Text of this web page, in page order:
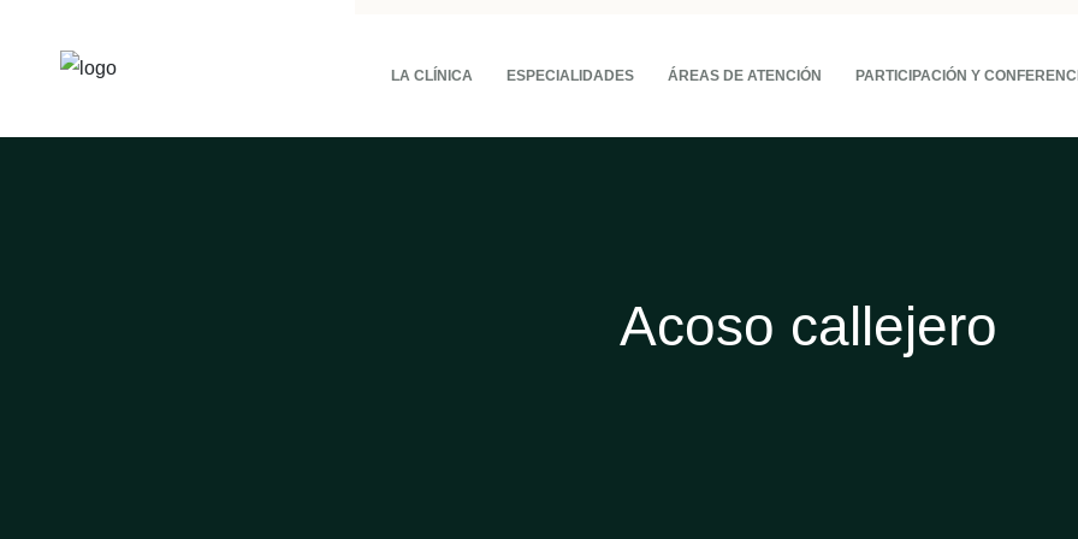
LA CLÍNICA ESPECIALIDADES ÁREAS DE ATENCIÓN PARTICIPACIÓN Y
Acoso callejero